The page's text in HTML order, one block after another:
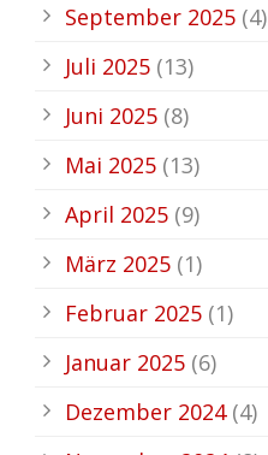
September 2025 (4)
Juli 2025 (13)
Juni 2025 (8)
Mai 2025 (13)
April 2025 (9)
März 2025 (1)
Februar 2025 (1)
Januar 2025 (6)
Dezember 2024(4)